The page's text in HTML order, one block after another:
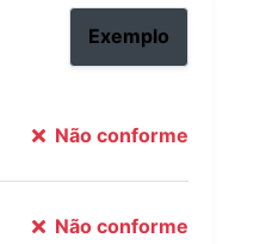
Exemplo
Não conforme
Não conforme